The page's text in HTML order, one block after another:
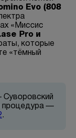
Evo (808
«Миссис
Pro и
которые
«тёмный
Суворовский
процедура —
.